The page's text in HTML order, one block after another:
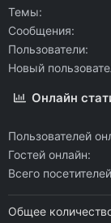
Темы
Сообщения
Пользователи
Новый
Онлайн
Пользователей
Гостей онлайн
Всего посетителей
Общее